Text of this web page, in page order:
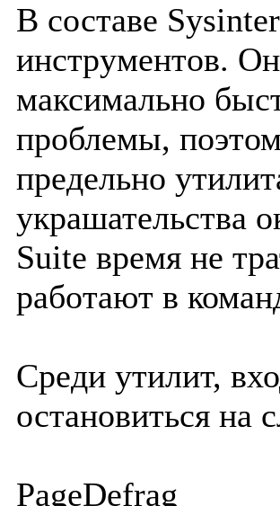
В составе
инструментов.
максимально
проблемы,
предельно
украшательства
Suite время не
работают в
Среди утилит,
остановиться на
PageDefrag